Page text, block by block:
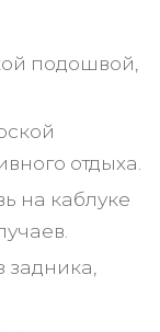
подошвой,
отдыха.
на каблуке
задника,